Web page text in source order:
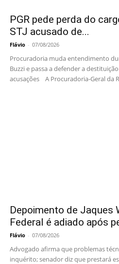
PGR pede perda do
STJ acusado de...
Flávio - 07/08/2026
Procuradoria muda entendimento
Buzzi e passa a defender a
acusações A Procuradoria-Geral da
Depoimento de Jaques
Federal é adiado após
Flávio - 07/08/2026
Advogado afirma que problemas
inquérito; senador diz que prestará